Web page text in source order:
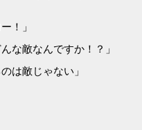
！」
な敵なんですか！？」
は敵じゃない」